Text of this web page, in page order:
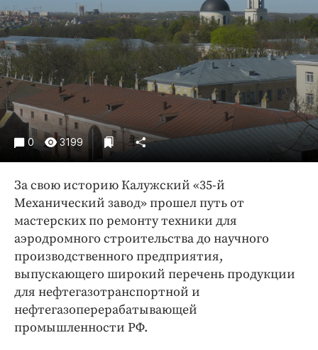
Недвижимость и ЖКХ
Образование
Общество
Погода
Праздники
Происшествия
Спорт
Экономика и бизнес
ПРОЕКТЫ
Издания
Медиаперсона
Интересное чтиво
Клиника года
Бренд года
0 3199
За свою историю Калужский «35-й
Механический завод» прошел путь от
мастерских по ремонту техники для
аэродромного строительства до научного
производственного предприятия,
выпускающего широкий перечень продукции
для нефтегазотранспортной и
нефтегазоперерабатывающей
промышленности РФ.